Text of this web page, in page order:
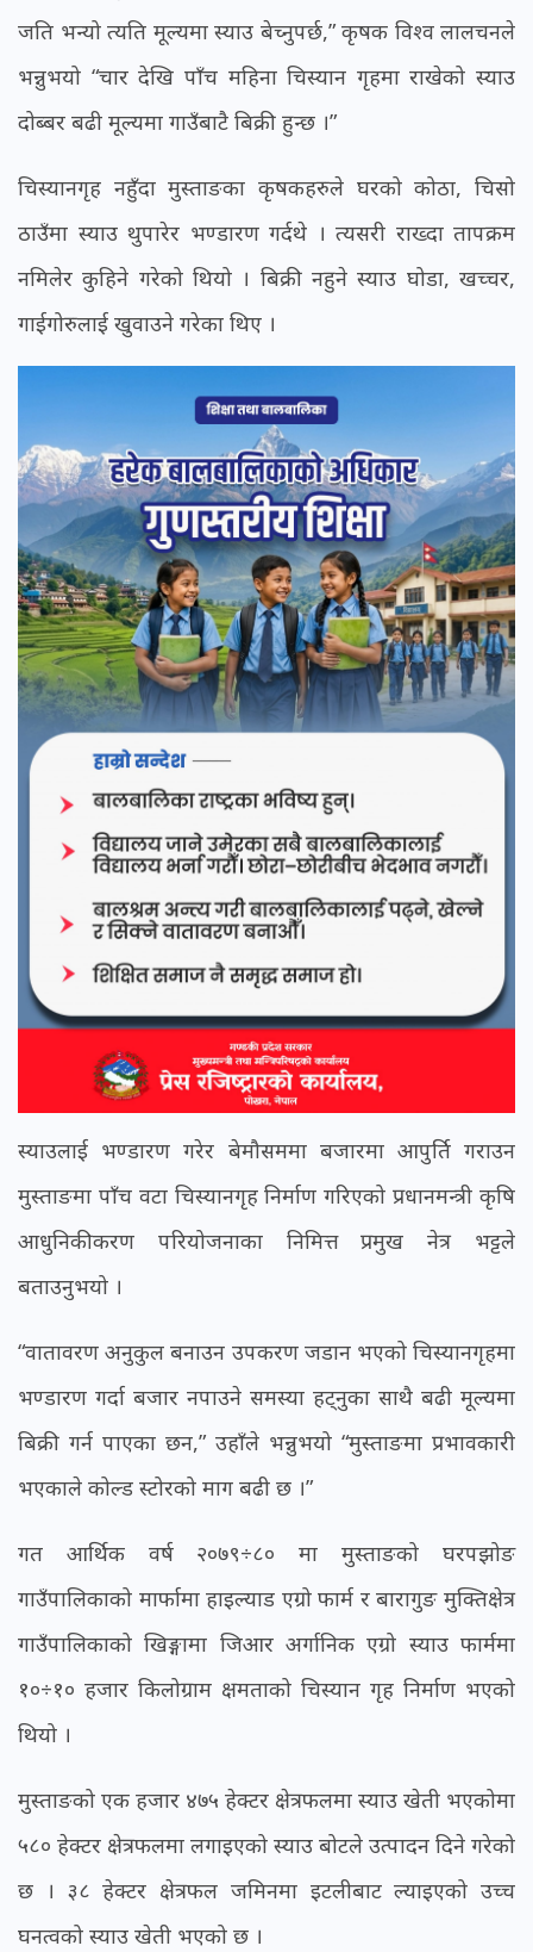
जति भन्यो त्यति मूल्यमा स्याउ बेच्नुपर्छ,” कृषक विश्व लालचनले
भन्नुभयो “चार देखि पाँच महिना चिस्यान गृहमा राखेको स्याउ
दोब्बर बढी मूल्यमा गाउँबाटै बिक्री हुन्छ ।”
चिस्यानगृह नहुँदा मुस्ताङका कृषकहरुले घरको कोठा, चिसो
ठाउँमा स्याउ थुपारेर भण्डारण गर्दथे । त्यसरी राख्दा तापक्रम
नमिलेर कुहिने गरेको थियो । बिक्री नहुने स्याउ घोडा, खच्चर,
गाईगोरुलाई खुवाउने गरेका थिए ।
स्याउलाई भण्डारण गरेर बेमौसममा बजारमा आपुर्ति गराउन
मुस्ताङमा पाँच वटा चिस्यानगृह निर्माण गरिएको प्रधानमन्त्री कृषि
आधुनिकीकरण परियोजनाका निमित्त प्रमुख नेत्र भट्टले
बताउनुभयो ।
“वातावरण अनुकुल बनाउन उपकरण जडान भएको चिस्यानगृहमा
भण्डारण गर्दा बजार नपाउने समस्या हट्नुका साथै बढी मूल्यमा
बिक्री गर्न पाएका छन,” उहाँले भन्नुभयो “मुस्ताङमा प्रभावकारी
भएकाले कोल्ड स्टोरको माग बढी छ ।”
गत आर्थिक वर्ष २०७९÷८० मा मुस्ताङको घरपझोङ
गाउँपालिकाको मार्फामा हाइल्याड एग्रो फार्म र बारागुङ मुक्तिक्षेत्र
गाउँपालिकाको खिङ्गामा जिआर अर्गानिक एग्रो स्याउ फार्ममा
१०÷१० हजार किलोग्राम क्षमताको चिस्यान गृह निर्माण भएको
थियो ।
मुस्ताङको एक हजार ४७५ हेक्टर क्षेत्रफलमा स्याउ खेती भएकोमा
५८० हेक्टर क्षेत्रफलमा लगाइएको स्याउ बोटले उत्पादन दिने गरेको
छ । ३८ हेक्टर क्षेत्रफल जमिनमा इटलीबाट ल्याइएको उच्च
घनत्वको स्याउ खेती भएको छ ।